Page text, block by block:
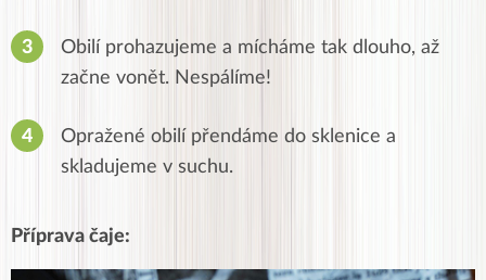
Obilí prohazujeme a mícháme tak dlouho, až
začne vonět. Nespálíme!
Opražené obilí přendáme do sklenice a
skladujeme v suchu.
Příprava čaje: